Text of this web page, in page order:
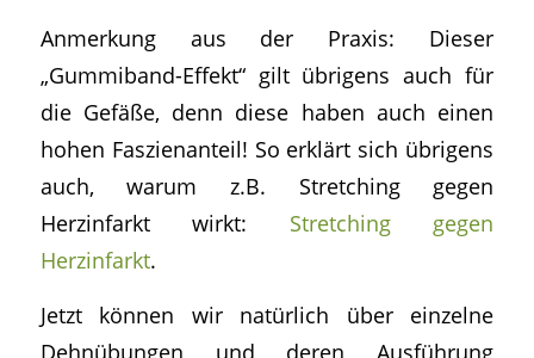
Anmerkung aus der Praxis: Dieser
„Gummiband-Effekt“ gilt übrigens auch für
die Gefäße, denn diese haben auch einen
hohen Faszienanteil! So erklärt sich übrigens
auch, warum z.B. Stretching gegen
Herzinfarkt wirkt: Stretching gegen
Herzinfarkt.
Jetzt können wir natürlich über einzelne
Dehnübungen und deren Ausführung